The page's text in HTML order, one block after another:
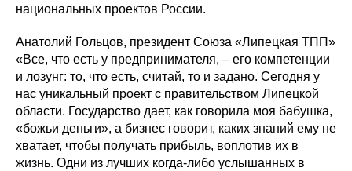
национальных проектов России.
Анатолий Гольцов, президент Союза «Липецкая ТПП»
«Все, что есть у предпринимателя, – его компетенции
и лозунг: то, что есть, считай, то и задано. Сегодня у
нас уникальный проект с правительством Липецкой
области. Государство дает, как говорила моя бабушка,
«божьи деньги», а бизнес говорит, каких знаний ему не
хватает, чтобы получать прибыль, воплотив их в
жизнь. Одни из лучших когда-либо услышанных в